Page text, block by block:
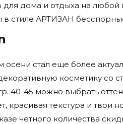
для дома и отдыха на
стиле АРТИЗАН
осени стал еще более
косметику со
40-45 можно выбрать
красивая текстура и твои
четного количества